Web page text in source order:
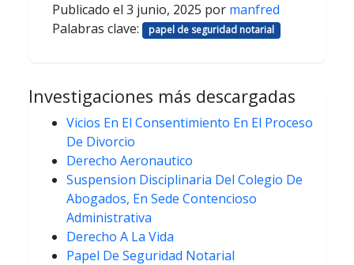
Publicado el 3 junio, 2025 por manfred
Palabras clave:
papel de seguridad notarial
Investigaciones más descargadas
Vicios En El Consentimiento En El Proceso
De Divorcio
Derecho Aeronautico
Suspension Disciplinaria Del Colegio De
Abogados, En Sede Contencioso
Administrativa
Derecho A La Vida
Papel De Seguridad Notarial